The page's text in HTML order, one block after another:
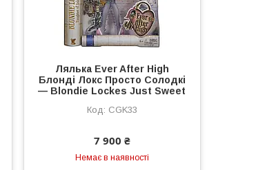
Лялька Ever After High
Блонді Локс Просто Солодкі
— Blondie Lockes Just Sweet
CGK33
7 900 ₴
Немає в наявності